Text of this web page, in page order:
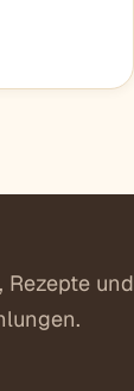
Rezepte und